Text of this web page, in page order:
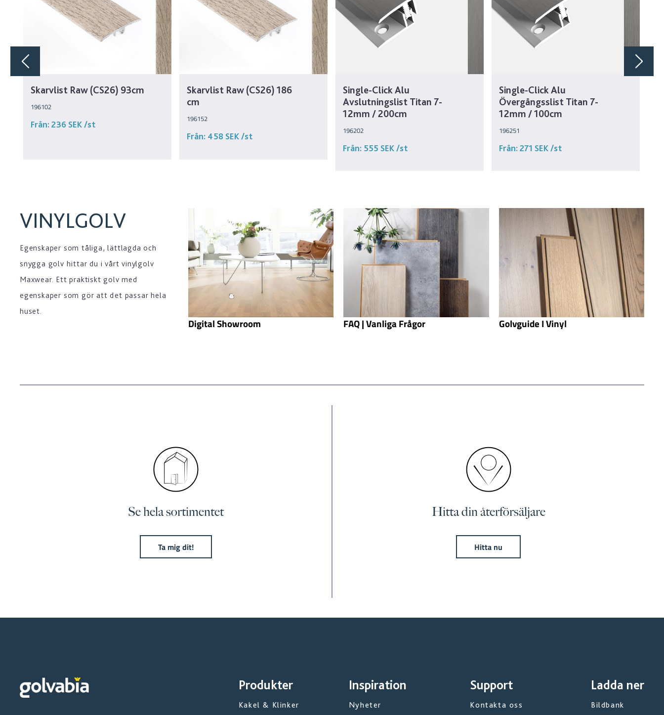
Skarvlist Raw (CS26) 93cm
196102
Från:236 SEK /st
Skarvlist Raw (CS26) 186
cm
196152
Från: 458 SEK /st
Single-Click Alu
Avslutningslist Titan 7-
12mm / 200cm
196202
Från: 555 SEK /st
Single-Click Alu
Övergångsslist Titan 7-
12mm / 100cm
196251
Från:271 SEK /st
VINYLGOLV
Egenskaper som tåliga, lättlagda och
snygga golv hittar du i vårt vinylgolv
Maxwear. Ett praktiskt golv med
egenskaper som gör att det passar hela
huset.
Digital Showroom FAQ | Vanliga Frågor Golvguide I Vinyl
Se hela sortimentet
Ta mig dit!
Hitta din återförsäljare
Hitta nu
Produkter
Kakel & Klinker
Inspiration
Nyheter
Support
Kontakta oss
Ladda ner
Bildbank